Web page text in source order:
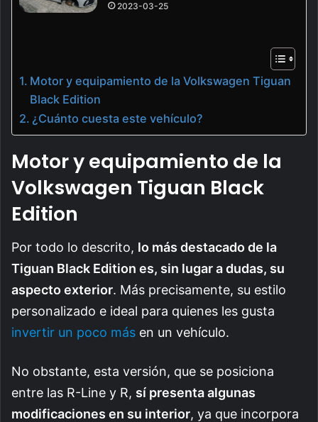
2023-03-25
Motor y equipamiento de la Volkswagen Tiguan
Black Edition
¿Cuánto cuesta este vehículo?
Motor y equipamiento de la
Volkswagen Tiguan Black
Edition
Por todo lo descrito, lo más destacado de la
Tiguan Black Edition es, sin lugar a dudas, su
aspecto exterior. Más precisamente, su estilo
personalizado e ideal para quienes les gusta
invertir un poco más en un vehículo.
No obstante, esta versión, que se posiciona
entre las R-Line y R, sí presenta algunas
modificaciones en su interior, ya que incorpora